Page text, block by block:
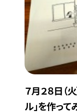
７月２８日
ル」を作って